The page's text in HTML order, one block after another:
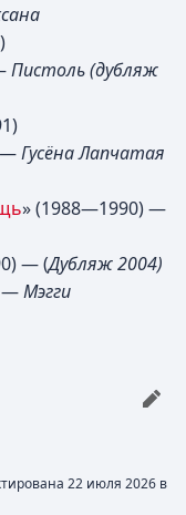
Пистоль (дубляж
—Гусёна Лапчатая
» (1988—1990) —
— (Дубляж 2004)
—Мэгги
22 июля 2026 в